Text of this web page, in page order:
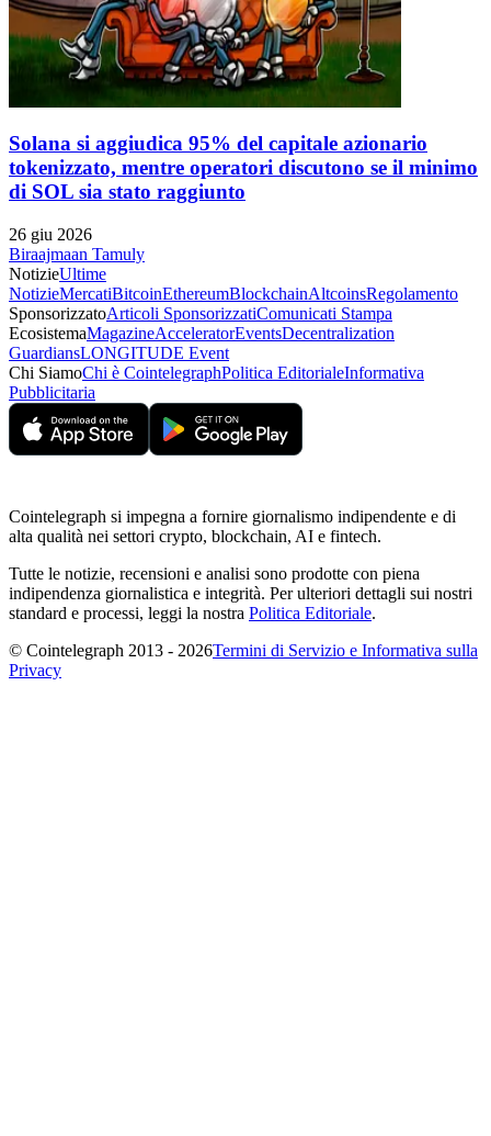
Solana si aggiudica 95% del capitale azionario
tokenizzato, mentre operatori discutono se il minimo
di SOL sia stato raggiunto
26 giu 2026
Biraajmaan Tamuly
NotizieUltime
NotizieMercatiBitcoinEthereumBlockchainAltcoinsRegolamento
SponsorizzatoArticoli SponsorizzatiComunicati Stampa
EcosistemaMagazineAcceleratorEventsDecentralization
GuardiansLONGITUDE Event
Chi SiamoChi è CointelegraphPolitica EditorialeInformativa
Pubblicitaria
Cointelegraph si impegna a fornire giornalismo indipendente e di
alta qualità nei settori crypto, blockchain, AI e fintech.
Tutte le notizie, recensioni e analisi sono prodotte con piena
indipendenza giornalistica e integrità. Per ulteriori dettagli sui nostri
standard e processi, leggi la nostra Politica Editoriale.
© Cointelegraph 2013 - 2026Termini di Servizio e Informativa sulla
Privacy